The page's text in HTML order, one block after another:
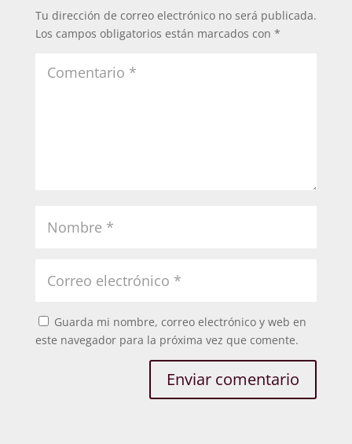
Tu dirección de correo electrónico no será publicada.
Los campos obligatorios están marcados con *
Guarda mi nombre, correo electrónico y web en
este navegador para la próxima vez que comente.
Enviar comentario